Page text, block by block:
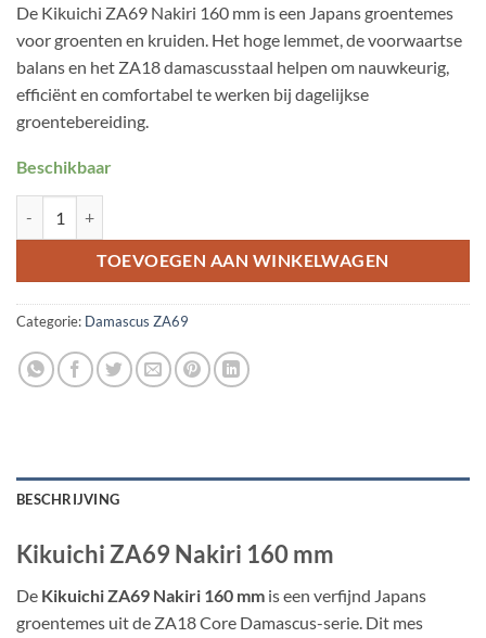
De Kikuichi ZA69 Nakiri 160 mm is een Japans groentemes
voor groenten en kruiden. Het hoge lemmet, de voorwaartse
balans en het ZA18 damascusstaal helpen om nauwkeurig,
efficiënt en comfortabel te werken bij dagelijkse
groentebereiding.
Beschikbaar
TOEVOEGEN AAN WINKELWAGEN
Categorie: Damascus ZA69
BESCHRIJVING
Kikuichi ZA69 Nakiri 160 mm
De Kikuichi ZA69 Nakiri 160 mm is een verfijnd Japans
groentemes uit de ZA18 Core Damascus-serie. Dit mes